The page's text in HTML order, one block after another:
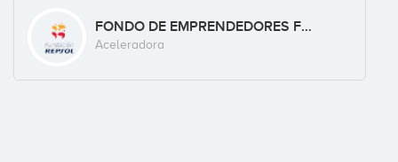
FONDO DE EMPRENDEDORES FUNDACIÓN REPSOL
Aceleradora